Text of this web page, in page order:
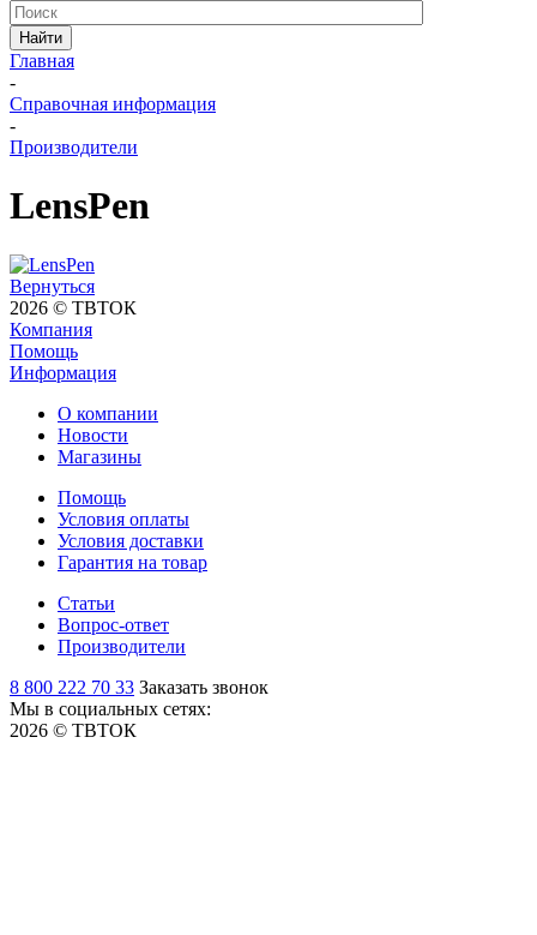
Найти
Главная
-
Справочная информация
-
Производители
LensPen
Вернуться
2026 © ТВТОК
Компания
Помощь
Информация
О компании
Новости
Магазины
Помощь
Условия оплаты
Условия доставки
Гарантия на товар
Статьи
Вопрос-ответ
Производители
8 800 222 70 33 Заказать звонок
Мы в социальных сетях:
2026 © ТВТОК